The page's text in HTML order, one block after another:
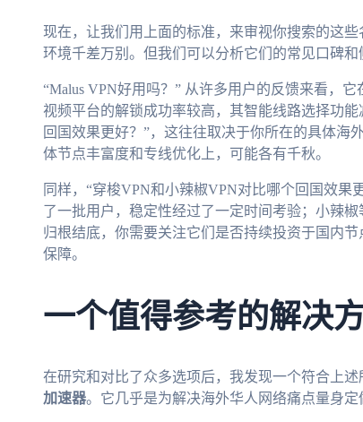
现在，让我们用上面的标准，来审视你搜索的这
环境千差万别。但我们可以分析它们的常见口碑和
“Malus VPN好用吗？” 从许多用户的反馈来看，
视频平台的解锁成功率较高，其智能线路选择功
回国效果更好？”，这往往取决于你所在的具体海
体节点丰富度和专线优化上，可能各有千秋。
同样，“穿梭VPN和小辣椒VPN对比哪个回国效
了一批用户，稳定性经过了一定时间考验；小辣
归根结底，你需要关注它们是否持续投资于国内
保障。
一个值得参考的解决
在研究和对比了众多选项后，我发现一个符合上
加速器。它几乎是为解决海外华人网络痛点量身定